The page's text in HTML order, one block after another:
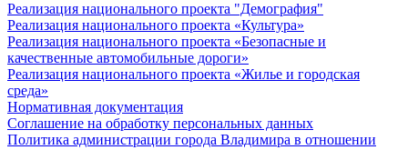
Реализация национального проекта "Демография"
Реализация национального проекта «Культура»
Реализация национального проекта «Безопасные и
качественные автомобильные дороги»
Реализация национального проекта «Жилье и городская
среда»
Нормативная документация
Соглашение на обработку персональных данных
Политика администрации города Владимира в отношении